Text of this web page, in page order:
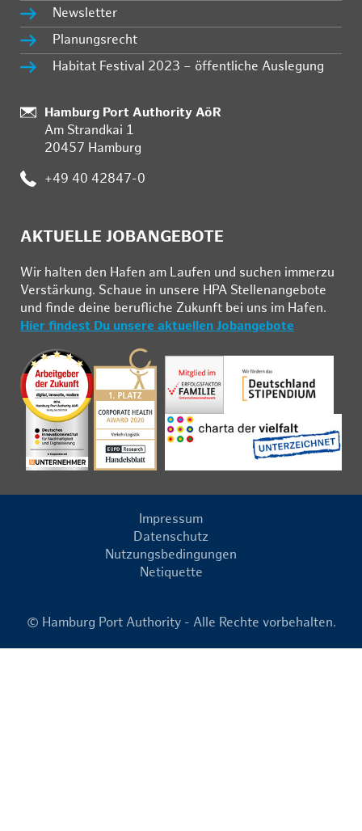
Newsletter
Planungsrecht
Habitat Festival 2023 – öffentliche Auslegung
:
Hamburg Port Authority AöR
Am Strandkai 1
20457 Hamburg
: +49 40 42847-0
AKTUELLE JOBANGEBOTE
Wir hal­ten den Ha­fen am Lau­fen und su­chen im­mer­zu
Ver­stär­kung. Schau­e in un­se­re HPA Stel­len­an­ge­bo­te
und fin­de deine be­ruf­li­che Zu­kunft bei uns im Ha­fen.
Hier findest Du unsere aktuellen Jobangebote
Impressum
Datenschutz
Nutzungsbedingungen
Netiquette
© Hamburg Port Authority - Alle Rechte vorbehalten.